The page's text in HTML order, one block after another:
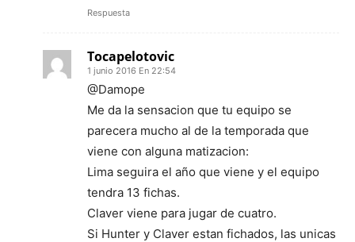
Respuesta
Tocapelotovic
1 junio 2016 En 22:54
@Damope
Me da la sensacion que tu equipo se
parecera mucho al de la temporada que
viene con alguna matizacion:
Lima seguira el año que viene y el equipo
tendra 13 fichas.
Claver viene para jugar de cuatro.
Si Hunter y Claver estan fichados, las unicas